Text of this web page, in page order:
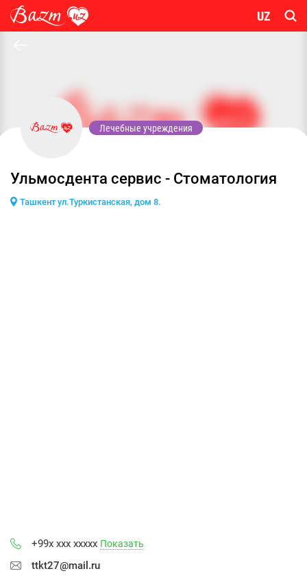
UZ
Лечебные учреждения
Ульмосдента сервис - Стоматология
Ташкент ул.Туркистанская, дом 8.
+99x xxx xxxxx Показать
ttkt27@mail.ru